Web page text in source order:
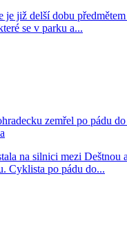
je již delší dobu
se v parku a...
zemřel po pádu
na silnici mezi
Cyklista po pádu do...